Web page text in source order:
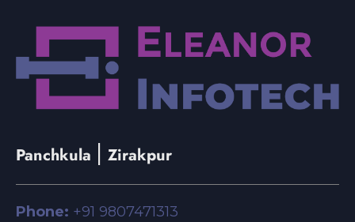
Panchkula | Zirakpur
Phone: +91 9807471313